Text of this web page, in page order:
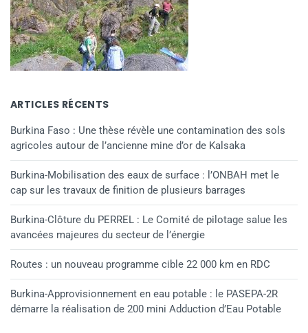
ARTICLES RÉCENTS
Burkina Faso : Une thèse révèle une contamination des sols
agricoles autour de l’ancienne mine d’or de Kalsaka
Burkina-Mobilisation des eaux de surface : l’ONBAH met le
cap sur les travaux de finition de plusieurs barrages
Burkina-Clôture du PERREL : Le Comité de pilotage salue les
avancées majeures du secteur de l’énergie
Routes : un nouveau programme cible 22 000 km en RDC
Burkina-Approvisionnement en eau potable : le PASEPA-2R
démarre la réalisation de 200 mini Adduction d’Eau Potable